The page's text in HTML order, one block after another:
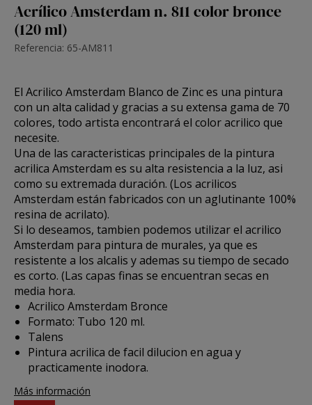
Acrílico Amsterdam n. 811 color bronce
(120 ml)
Referencia: 65-AM811
El Acrilico Amsterdam Blanco de Zinces una pintura
con un alta calidad y gracias a su extensa gama de 70
colores, todo artista encontrará el color acrilico que
necesite.
Una de las caracteristicas principales de la pintura
acrilica Amsterdam es su alta resistencia a la luz, asi
como su extremada duración. (Los acrilicos
Amsterdam están fabricados con un aglutinante 100%
resina de acrilato).
Si lo deseamos, tambien podemos utilizar el acrilico
Amsterdam para pintura de murales, ya que es
resistente a los alcalis y ademas su tiempo de secado
es corto. (Las capas finas se encuentran secas en
media hora.
Acrilico Amsterdam Bronce
Formato: Tubo 120 ml.
Talens
Pintura acrilica de facil dilucion en agua y
practicamente inodora.
Más información